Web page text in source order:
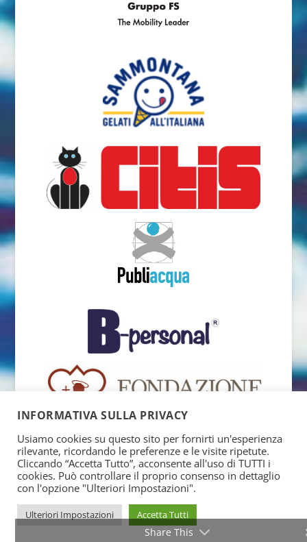
INFORMATIVA SULLA PRIVACY
Usiamo cookies su questo sito per fornirti un'esperienza
rilevante, ricordando le preferenze e le visite ripetute.
Cliccando “Accetta Tutto”, acconsente all'uso di TUTTI i
cookies. Può controllare il proprio consenso in dettaglio
con l'opzione "Ulteriori Impostazioni".
Ulteriori Impostazioni Accetta Tutti
Share This